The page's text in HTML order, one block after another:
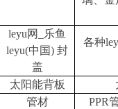
leyu网_乐鱼
leyu(中国) 封
盖
各种
太阳能背板
管材
PPR